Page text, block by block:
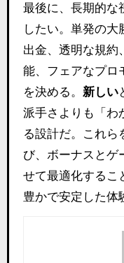
最後に、長期的な
したい。単発の大
出金、透明な規約
能、フェアなプロ
を決める。 新しい
派手さよりも「わ
る設計だ。これら
び、ボーナスとゲ
せて最適化するこ
豊かで安定した体